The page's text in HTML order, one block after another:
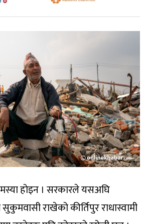
होइन । सरकारले यसअघि
राखेको कीर्तिपुर राधास्वामी